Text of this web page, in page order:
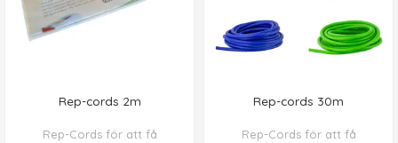
Rep-cords 2m
Rep-Cords för att få
Rep-cords 30m
Rep-Cords för att få